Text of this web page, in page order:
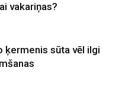
vakariņas?
ķermenis sūta vēl ilgi